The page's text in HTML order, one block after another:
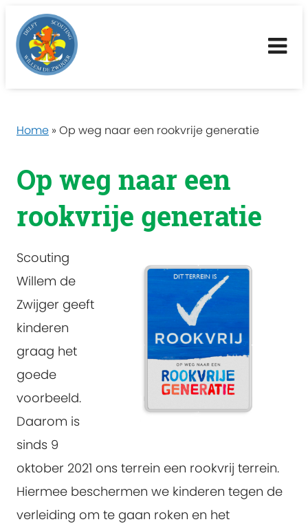
Home » Op weg naar een rookvrije generatie
Op weg naar een
rookvrije generatie
Scouting
Willem de
Zwijger geeft
kinderen
graag het
goede
voorbeeld.
Daarom is
sinds 9
oktober 2021 ons terrein een rookvrij terrein.
Hiermee beschermen we kinderen tegen de
verleiding om te gaan roken en het